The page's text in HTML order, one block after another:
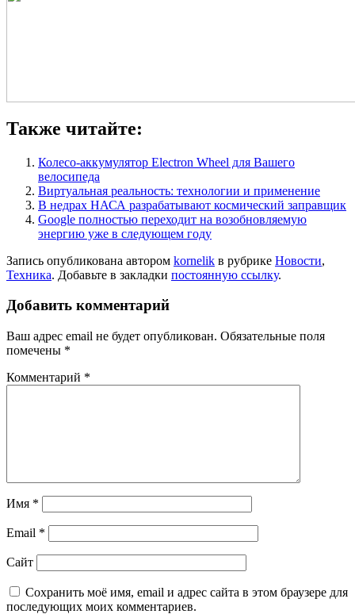
Также читайте:
Колесо-аккумулятор Electron Wheel для Вашего
велосипеда
Виртуальная реальность: технологии и применение
В недрах НАСА разрабатывают космический заправщик
Google полностью переходит на возобновляемую
энергию уже в следующем году
Запись опубликована автором kornelik в рубрике Новости,
Техника. Добавьте в закладки постоянную ссылку.
Добавить комментарий
Ваш адрес email не будет опубликован. Обязательные поля
помечены *
Комментарий *
Имя *
Email *
Сайт
Сохранить моё имя, email и адрес сайта в этом браузере для
последующих моих комментариев.